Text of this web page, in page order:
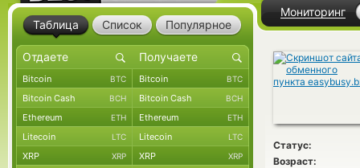
Мониторинг
Статус:
Возраст:
Таблица Список Популярное
Bitcoin BTC Bitcoin BTC
Bitcoin Cash BCH Bitcoin Cash BCH
Ethereum ETH Ethereum ETH
Litecoin LTC Litecoin LTC
XRP XRP XRP XRP